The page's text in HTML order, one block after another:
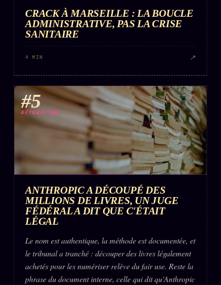
CRACK À MARSEILLE : LA BOUCLE
ADMINISTRATIVE, PAS LA CRISE
SANITAIRE
4 MIN ↗
#5
DÉTONATION
ANTHROPIC A DÉCOUPÉ DES
MILLIONS DE LIVRES, UN JUGE
FÉDÉRAL A DIT QUE C'ÉTAIT
LÉGAL
Le nom est authentique, la méthode est documentée, et
le tribunal a tranché : découper des livres légalement
achetés pour les numériser relève du fair use. Reste la
phrase du document interne, celle qui dit qu'Anthropic